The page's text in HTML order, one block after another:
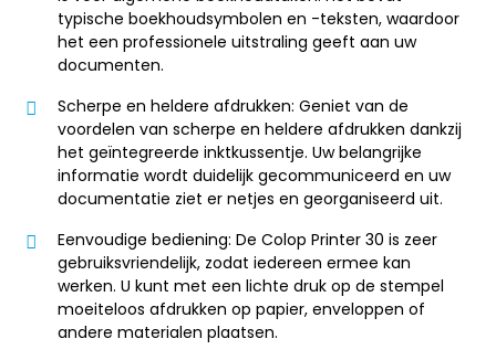
typische boekhoudsymbolen en -teksten, waardoor
het een professionele uitstraling geeft aan uw
documenten.
Scherpe en heldere afdrukken: Geniet van de
voordelen van scherpe en heldere afdrukken dankzij
het geïntegreerde inktkussentje. Uw belangrijke
informatie wordt duidelijk gecommuniceerd en uw
documentatie ziet er netjes en georganiseerd uit.
Eenvoudige bediening: De Colop Printer 30 is zeer
gebruiksvriendelijk, zodat iedereen ermee kan
werken. U kunt met een lichte druk op de stempel
moeiteloos afdrukken op papier, enveloppen of
andere materialen plaatsen.